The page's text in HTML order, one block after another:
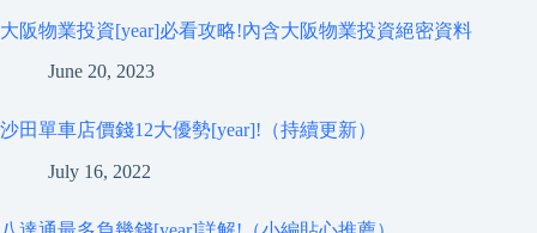
大阪物業投資[year]必看攻略!內含大阪物業投資絕密資料
June 20, 2023
沙田單車店價錢12大優勢[year]!（持續更新）
July 16, 2022